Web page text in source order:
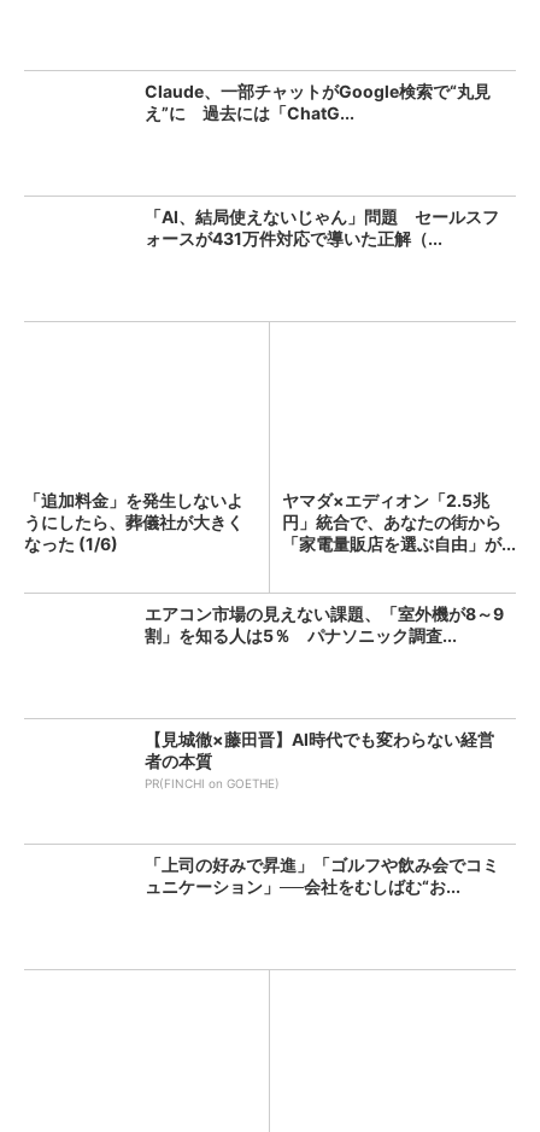
Claude、一部チャットがGoogle検索で“丸見
え”に 過去には「ChatG...
「AI、結局使えないじゃん」問題 セールスフ
ォースが431万件対応で導いた正解（...
「追加料金」を発生しないよ
うにしたら、葬儀社が大きく
なった (1/6)
ヤマダ×エディオン「2.5兆
円」統合で、あなたの街から
「家電量販店を選ぶ自由」が...
エアコン市場の見えない課題、「室外機が8～9
割」を知る人は5％ パナソニック調査...
【見城徹×藤田晋】AI時代でも変わらない経営
者の本質
PR(FINCHI on GOETHE)
「上司の好みで昇進」「ゴルフや飲み会でコミ
ュニケーション」──会社をむしばむ“お...